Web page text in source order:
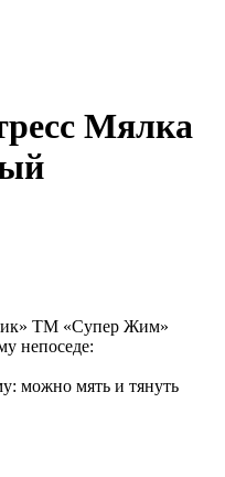
Мялка
ТМ «Супер Жим»
непоседе:
можно мять и тянуть